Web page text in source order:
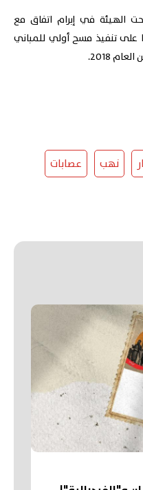
الهيئة في إبرام اتفاق مع
على تنفيذ مسح أولي للمباني
2018.
نهب عصابات